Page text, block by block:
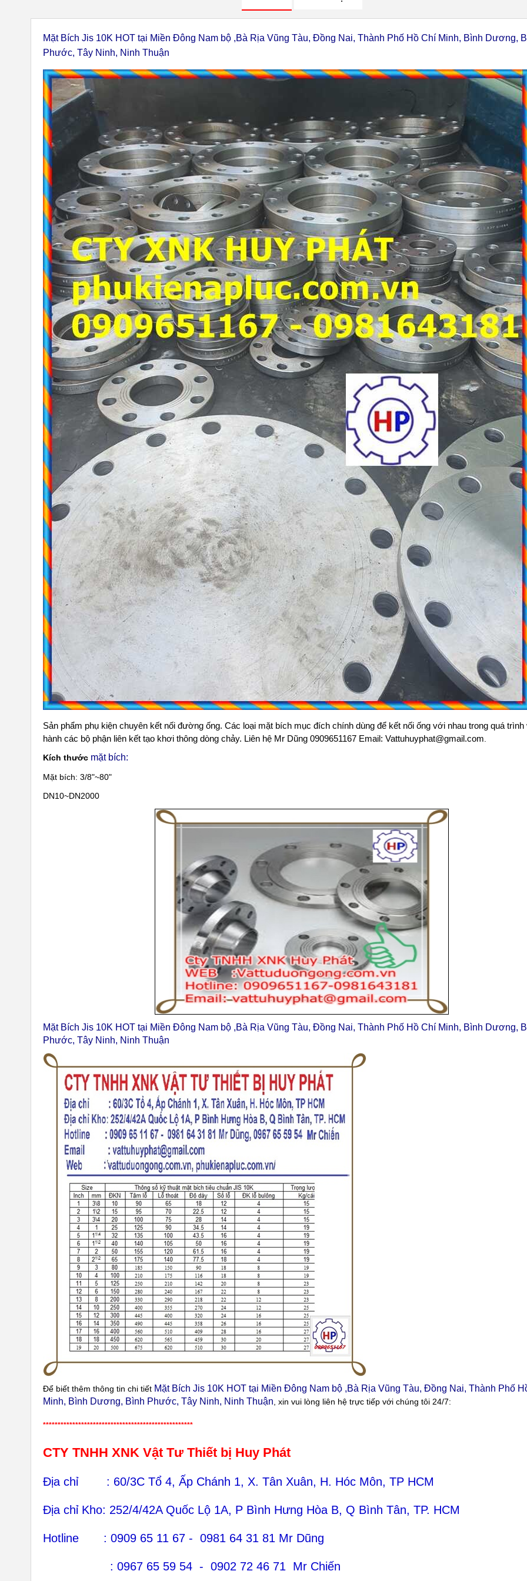
Mặt Bích Jis 10K HOT tại Miền Đông Nam bộ ,Bà Rịa Vũng Tàu, Đồng Nai, Thành Phố Hồ Chí Minh, Bình Dương,
Phước, Tây Ninh, Ninh Thuận
Sản phẩm phụ kiện chuyên kết nối đường ống. Các loại mặt bích mục đích chính dùng để kết nối ống với nhau trong quá trình
hành các bộ phận liên kết tạo khơi thông dòng chảy. Liên hệ Mr Dũng 0909651167 Email: Vattuhuyphat@gmail.com
Kích thước mặt bích:
Mặt bích: 3/8"~80"
DN10~DN2000
Mặt Bích Jis 10K HOT tại Miền Đông Nam bộ ,Bà Rịa Vũng Tàu, Đồng Nai, Thành Phố Hồ Chí Minh, Bình Dương,
Phước, Tây Ninh, Ninh Thuận
Để biết thêm thông tin chi tiết Mặt Bích Jis 10K HOT tại Miền Đông Nam bộ ,Bà Rịa Vũng Tàu, Đồng Nai, Thành Phố
Minh, Bình Dương, Bình Phước, Tây Ninh, Ninh Thuận , xin vui lòng liên hệ trực tiếp với chúng tôi 24/7:
***************************************************
CTY TNHH XNK Vật Tư Thiết bị Huy Phát
Địa chỉ : 60/3C Tổ 4, Ấp Chánh 1, X. Tân Xuân, H. Hóc Môn, TP HCM
Địa chỉ Kho: 252/4/42A Quốc Lộ 1A, P Bình Hưng Hòa B, Q Bình Tân, TP. HCM
Hotline : 0909 65 11 67 - 0981 64 31 81 Mr Dũng
: 0967 65 59 54 - 0902 72 46 71 Mr Chiến